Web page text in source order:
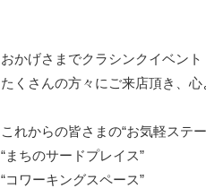
おかげさまでクラシンクイベント
たくさんの方々にご来店頂き、心
これからの皆さまの“お気軽ステ
“まちのサードプレイス”
“コワーキングスペース”